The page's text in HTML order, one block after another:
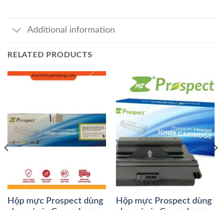
Additional information
RELATED PRODUCTS
Hộp mực Prospect dùng
Hộp mực Prospect dùng